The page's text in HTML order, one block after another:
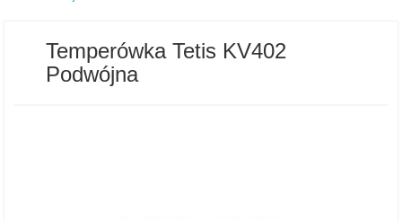
Temperówka Tetis KV402
Podwójna